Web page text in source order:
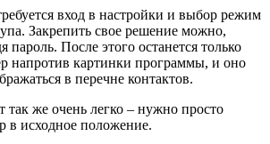
вход в настройки и выбор режим
Закрепить свое решение можно,
пароль. После этого останется только
напротив картинки программы, и оно
в перечне контактов.
так же очень легко – нужно просто
в исходное положение.